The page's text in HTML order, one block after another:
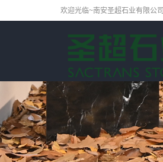
欢迎光临~南安圣超石业有限公司